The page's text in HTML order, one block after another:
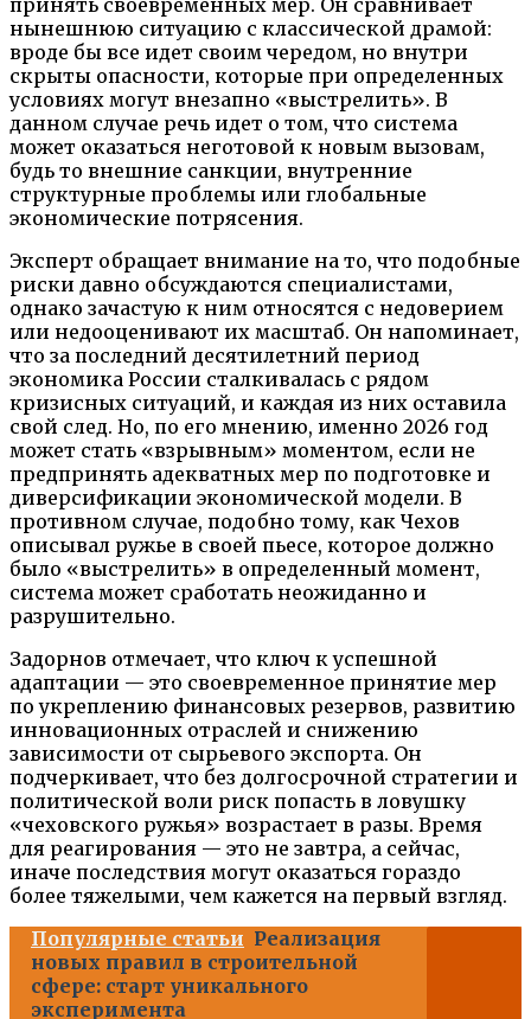
нынешнюю ситуацию с классической драмой:
вроде бы все идет своим чередом, но внутри
скрыты опасности, которые при определенных
условиях могут внезапно «выстрелить». В
данном случае речь идет о том, что система
может оказаться неготовой к новым вызовам,
будь то внешние санкции, внутренние
структурные проблемы или глобальные
экономические потрясения.
Эксперт обращает внимание на то, что подобные
риски давно обсуждаются специалистами,
однако зачастую к ним относятся с недоверием
или недооценивают их масштаб. Он напоминает,
что за последний десятилетний период
экономика России сталкивалась с рядом
кризисных ситуаций, и каждая из них оставила
свой след. Но, по его мнению, именно 2026 год
может стать «взрывным» моментом, если не
предпринять адекватных мер по подготовке и
диверсификации экономической модели. В
противном случае, подобно тому, как Чехов
описывал ружье в своей пьесе, которое должно
было «выстрелить» в определенный момент,
система может сработать неожиданно и
разрушительно.
Задорнов отмечает, что ключ к успешной
адаптации — это своевременное принятие мер
по укреплению финансовых резервов, развитию
инновационных отраслей и снижению
зависимости от сырьевого экспорта. Он
подчеркивает, что без долгосрочной стратегии и
политической воли риск попасть в ловушку
«чеховского ружья» возрастает в разы. Время
для реагирования — это не завтра, а сейчас,
иначе последствия могут оказаться гораздо
более тяжелыми, чем кажется на первый взгляд.
Популярные статьи Реализация
новых правил в строительной
сфере: старт уникального
эксперимента